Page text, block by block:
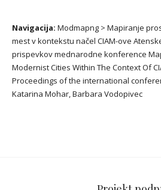
Navigacija: Modmapng > Mapiranje
mest v kontekstu načel CIAM-ove
prispevkov mednarodne konference
Modernist Cities Within The Context Of
Proceedings of the international
Katarina Mohar, Barbara Vodopivec